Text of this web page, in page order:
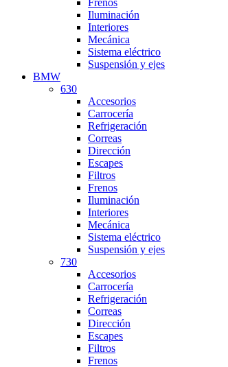
Frenos
Iluminación
Interiores
Mecánica
Sistema eléctrico
Suspensión y ejes
BMW
630
Accesorios
Carrocería
Refrigeración
Correas
Dirección
Escapes
Filtros
Frenos
Iluminación
Interiores
Mecánica
Sistema eléctrico
Suspensión y ejes
730
Accesorios
Carrocería
Refrigeración
Correas
Dirección
Escapes
Filtros
Frenos